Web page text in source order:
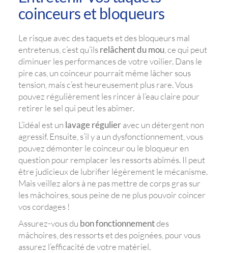
coinceurs et bloqueurs
Le risque avec des taquets et des bloqueurs mal
entretenus, c’est qu’ilsrelâchent du mou, ce qui peut
diminuer les performances de votre voilier. Dans le
pire cas, un coinceur pourrait même lâcher sous
tension, mais c’est heureusement plus rare. Vous
pouvez régulièrement les rincer à l’eau claire pour
retirer le sel qui peut les abîmer.
L’idéal est un lavage régulieravec un détergent non
agressif. Ensuite, s’il y a un dysfonctionnement, vous
pouvez démonter le coinceur ou le bloqueur en
question pour remplacer les ressorts abîmés. Il peut
être judicieux de lubrifier légèrement le mécanisme.
Mais veillez alors à ne pas mettre de corps gras sur
les mâchoires, sous peine de ne plus pouvoir coincer
vos cordages !
Assurez-vous du bon fonctionnementdes
mâchoires, des ressorts et des poignées, pour vous
assurez l’efficacité de votre matériel.